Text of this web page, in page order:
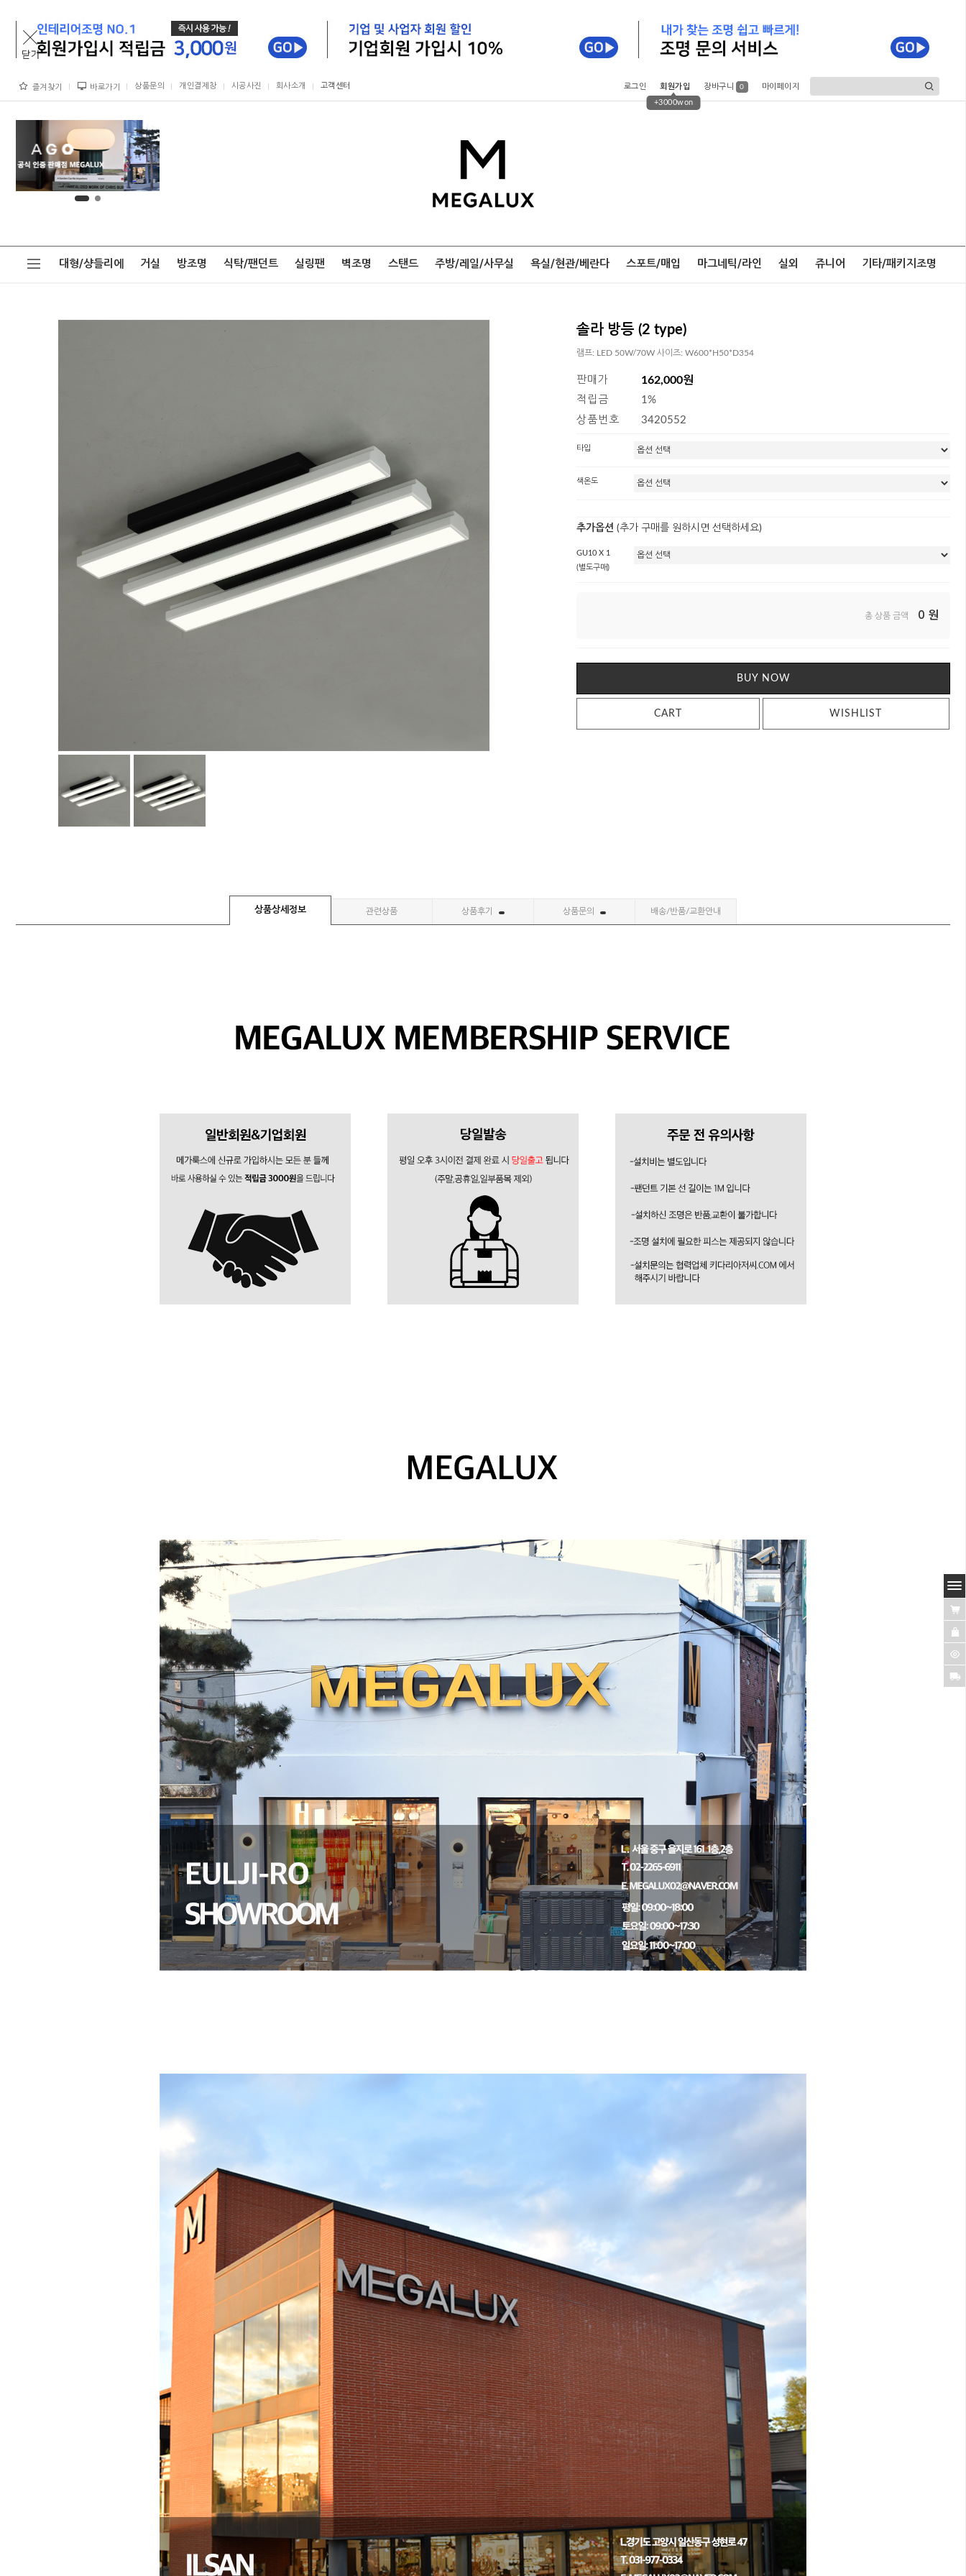
즐겨찾기 바로가기 상품문의 개인결제창 시공사진 회사소개 고객센터 로그인 회원가입
+3000won
장바구니 0 마이페이지
대형/샹들리에 거실 방조명 식탁/팬던트 실링팬 벽조명 스탠드 주방/레일/사무실 욕실/현관/베란다 스포트/매입 마그네틱/라인 실외 쥬니어 기타/패키지조명
솔라 방등 (2 type)
램프: LED 50W/70W 사이즈: W600*H50*D354
판매가 162,000원
적립금
1%
상품번호
3420552
타입
색온도
추가옵션 (추가 구매를 원하시면 선택하세요)
GU10 X 1
(별도구매)
총 상품 금액 0 원
BUY NOW
CART WISHLIST
상품상세정보 관련상품 상품후기 상품문의 배송/반품/교환안내